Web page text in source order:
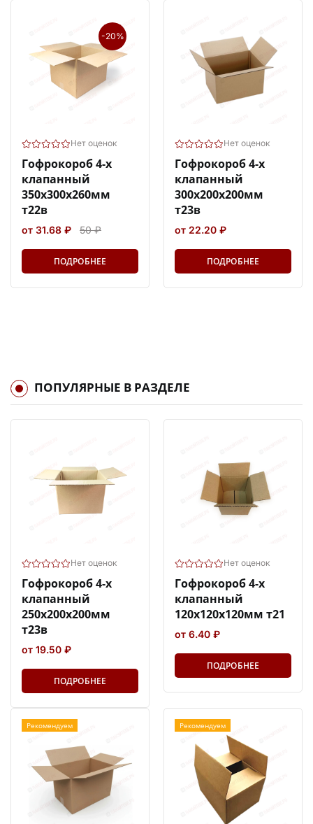
-20%
Нет оценок
Гофрокороб 4-х
клапанный
350х300х260мм
т22в
от 31.68 ₽ 50 ₽
ПОДРОБНЕЕ
Нет оценок
Гофрокороб 4-х
клапанный
300х200х200мм
т23в
от 22.20 ₽
ПОДРОБНЕЕ
ПОПУЛЯРНЫЕ В РАЗДЕЛЕ
Нет оценок
Гофрокороб 4-х
клапанный
250х200х200мм
т23в
от 19.50 ₽
ПОДРОБНЕЕ
Нет оценок
Гофрокороб 4-х
клапанный
120х120х120мм т21
от 6.40 ₽
ПОДРОБНЕЕ
Рекомендуем Рекомендуем